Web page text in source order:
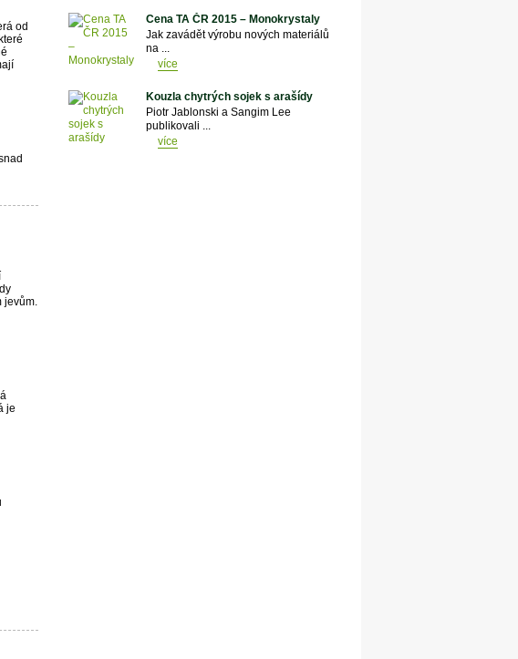
od
jevům.
je
Cena TA ČR 2015 – Monokrystaly
Jak zavádět výrobu nových materiálů
na ...
více
Kouzla chytrých sojek s arašídy
Piotr Jablonski a Sangim Lee
publikovali ...
více